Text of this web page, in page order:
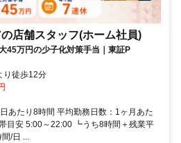
店舗スタッフ(ホーム社員)
45万円の少子化対策手当｜東証P
り徒歩12分
あたり8時間 平均勤務日数：1ヶ月あた
目安 5:00～22:00 ┗うち8時間＋残業平
/日 ...